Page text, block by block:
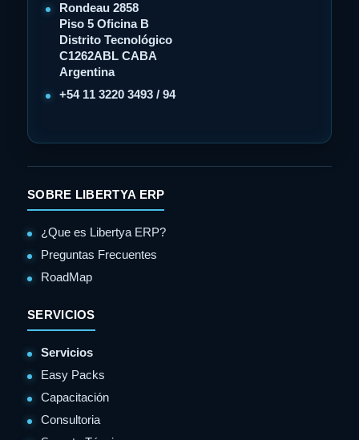
Rondeau 2858
Piso 5 Oficina B
Distrito Tecnológico
C1262ABL CABA
Argentina
+54 11 3220 3493 / 94
SOBRE LIBERTYA ERP
¿Que es Libertya ERP?
Preguntas Frecuentes
RoadMap
SERVICIOS
Servicios
Easy Packs
Capacitación
Consultoria